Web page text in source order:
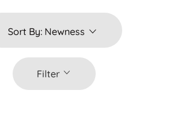
Sort By: Newness
Filter